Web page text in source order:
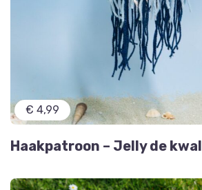
€ 4,99
Haakpatroon – Jelly de kwal